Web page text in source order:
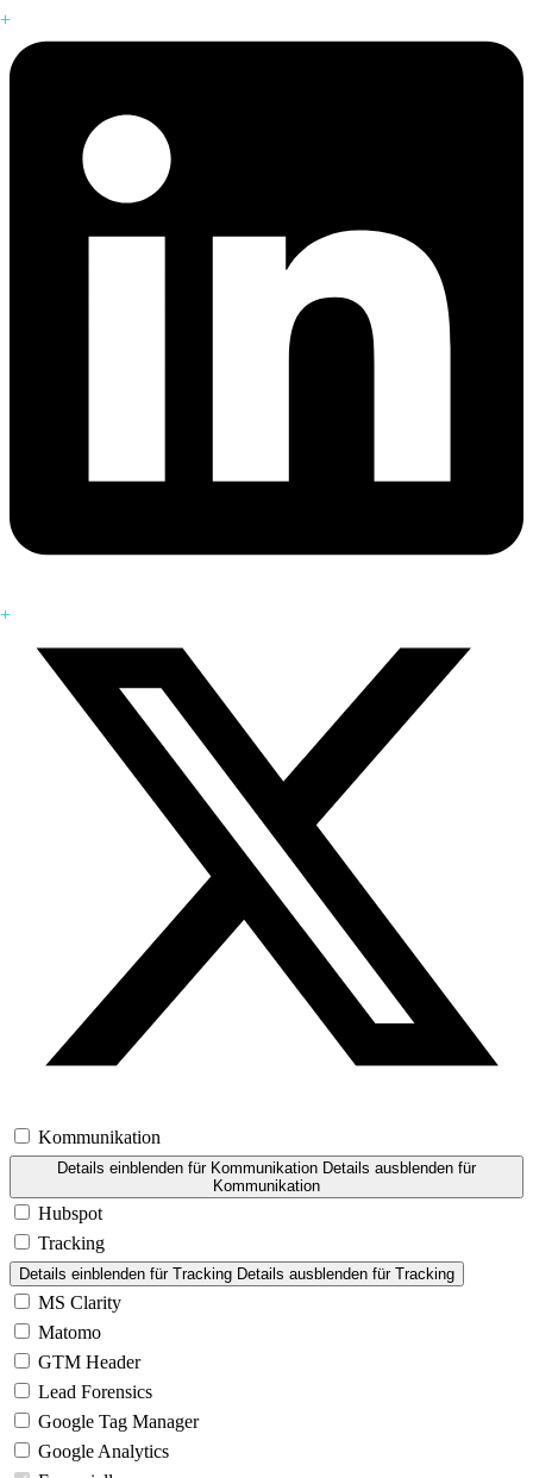
Kommunikation
Details einblenden für Kommunikation Details ausblenden für
Kommunikation
Hubspot
Tracking
Details einblenden für Tracking Details ausblenden für Tracking
MS Clarity
Matomo
GTM Header
Lead Forensics
Google Tag Manager
Google Analytics